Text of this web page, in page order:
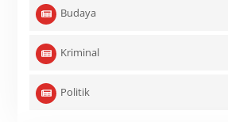
Budaya
Kriminal
Politik